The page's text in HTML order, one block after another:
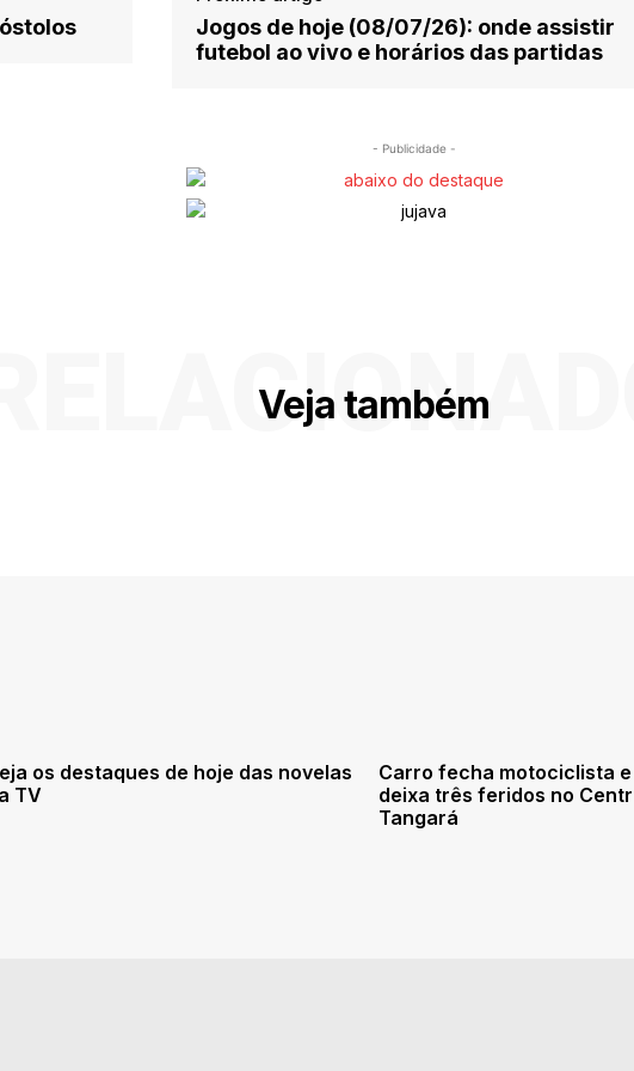
Jogos de hoje (08/07/26): onde assistir
futebol ao vivo e horários das partidas
- Publicidade -
Veja também
os destaques de hoje das novelas
TV
Carro fecha motociclista
deixa três feridos no
Tangará